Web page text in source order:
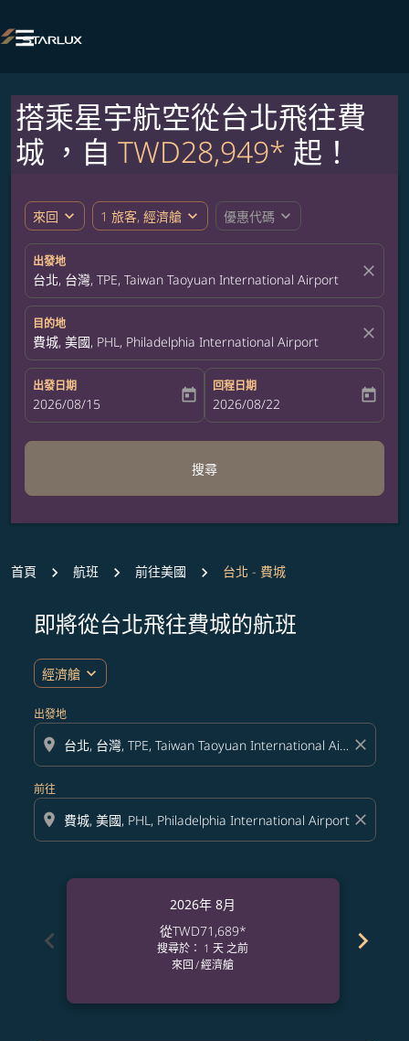

搭乘星宇航空從台北飛往費
城 ，自 TWD28,949* 起！
來回 expand_more 1 旅客, 經濟艙 expand_more 優惠代碼 expand_more
出發地
台北, 台灣, TPE, Taiwan Taoyuan International Airport close
目的地
費城, 美國, PHL, Philadelphia International Airport close
出發日期
fc-booking-departure-date-aria-label
2026/08/15 today
回程日期
fc-booking-return-date-aria-label
2026/08/22 today
搜尋
首頁 航班 前往美國 台北 - 費城
即將從台北飛往費城的航班
經濟艙 expand_more
出發地
location_on close
前往
location_on close
chevron_left
2026年 8月
從TWD71,689*
搜尋於： 1 天 之前
來回/經濟艙
chevron_right